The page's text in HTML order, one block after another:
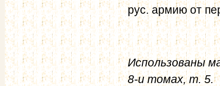
рус. армию от
Использованы
8-и томах, т. 5.